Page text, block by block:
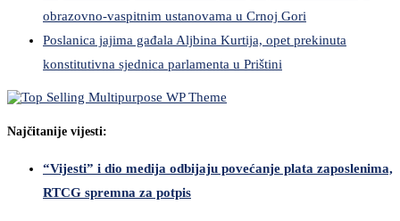
obrazovno-vaspitnim ustanovama u Crnoj Gori
Poslanica jajima gađala Aljbina Kurtija, opet prekinuta
konstitutivna sjednica parlamenta u Prištini
Najčitanije vijesti:
“Vijesti” i dio medija odbijaju povećanje plata zaposlenima,
RTCG spremna za potpis